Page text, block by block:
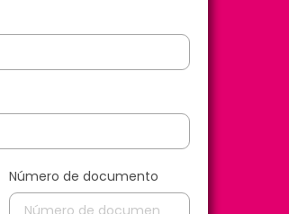
Número de documento